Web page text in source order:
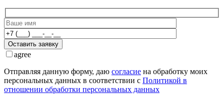
Оставить заявку
agree
Отправляя данную форму, даю согласие на обработку моих
персональных данных в соответствии с Политикой в
отношении обработки персональных данных